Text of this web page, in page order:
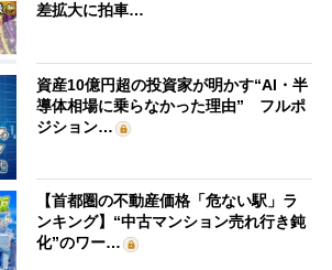
差拡大に拍車…
資産10億円超の投資家が明かす“AI・半
導体相場に乗らなかった理由” フルポ
ジション…
【首都圏の不動産価格「危ない駅」ラ
ンキング】“中古マンション売れ行き鈍
化”のワー…